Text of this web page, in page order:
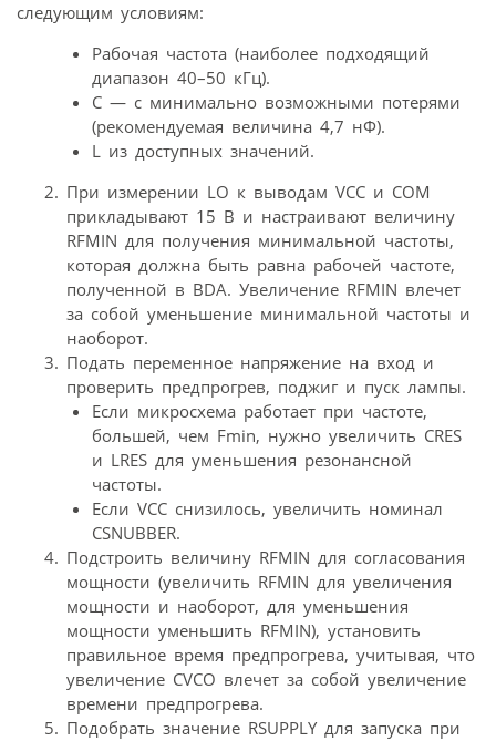
следующим условиям:
Рабочая частота (наиболее подходящий
диапазон 40–50 кГц).
С — с минимально возможными потерями
(рекомендуемая величина 4,7 нФ).
L из доступных значений.
При измерении LO к выводам VCC и COM
прикладывают 15 В и настраивают величину
RFMIN для получения минимальной частоты,
которая должна быть равна рабочей частоте,
полученной в BDA. Увеличение RFMIN влечет
за собой уменьшение минимальной частоты и
наоборот.
Подать переменное напряжение на вход и
проверить предпрогрев, поджиг и пуск лампы.
Если микросхема работает при частоте,
большей, чем Fmin, нужно увеличить CRES
и LRES для уменьшения резонансной
частоты.
Если VCC снизилось, увеличить номинал
CSNUBBER.
Подстроить величину RFMIN для согласования
мощности (увеличить RFMIN для увеличения
мощности и наоборот, для уменьшения
мощности уменьшить RFMIN), установить
правильное время предпрогрева, учитывая, что
увеличение CVCO влечет за собой увеличение
времени предпрогрева.
Подобрать значение RSUPPLY для запуска при